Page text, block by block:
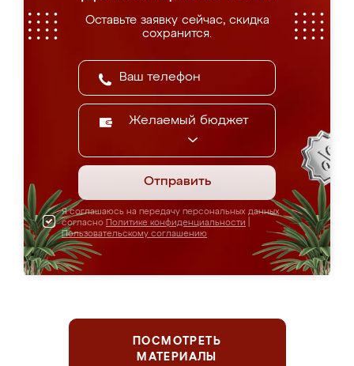
Оставьте заявку сейчас, скидка
сохранится.
Желаемый бюджет
Отправить
Я соглашаюсь на передачу персональных данных
согласно Политике конфиденциальности
Пользовательскому соглашению
ПОСМОТРЕТЬ
МАТЕРИАЛЫ